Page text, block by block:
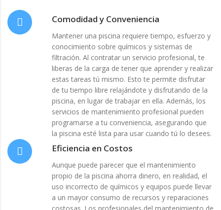
Comodidad y Conveniencia
Mantener una piscina requiere tiempo, esfuerzo y
conocimiento sobre químicos y sistemas de
filtración. Al contratar un servicio profesional, te
liberas de la carga de tener que aprender y realizar
estas tareas tú mismo. Esto te permite disfrutar
de tu tiempo libre relajándote y disfrutando de la
piscina, en lugar de trabajar en ella. Además, los
servicios de mantenimiento profesional pueden
programarse a tu conveniencia, asegurando que
la piscina esté lista para usar cuando tú lo desees.
Eficiencia en Costos
Aunque puede parecer que el mantenimiento
propio de la piscina ahorra dinero, en realidad, el
uso incorrecto de químicos y equipos puede llevar
a un mayor consumo de recursos y reparaciones